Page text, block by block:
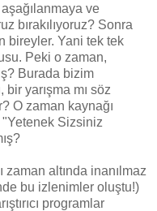
ve
bırakılıyoruz? Sonra
bireyler. Yani tek tek
Peki o zaman,
Burada bizim
yarışma mı söz
O zaman kaynağı
"Yetenek Sizsiniz
zaman altında inanılmaz
bu izlenimler oluştu!)
programlar